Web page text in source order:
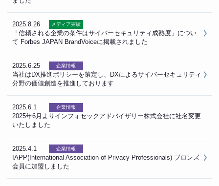
2025.8.26 メディア実績
「信頼される企業の条件はサイバーセキュリティ成熟度」につい
て Forbes JAPAN BrandVoiceに掲載されました
2025.6.25 企業情報
当社はDX推進ポリシーを策定し、DXによるサイバーセキュリティ
分野の価値創造を推進しております
2025.6.1 企業情報
2025年6月よりインフォセックアドバイザリー株式会社に社名変更
いたしました
2025.4.1 企業情報
IAPP(International Association of Privacy Professionals) ブロンズ
会員に加盟しました